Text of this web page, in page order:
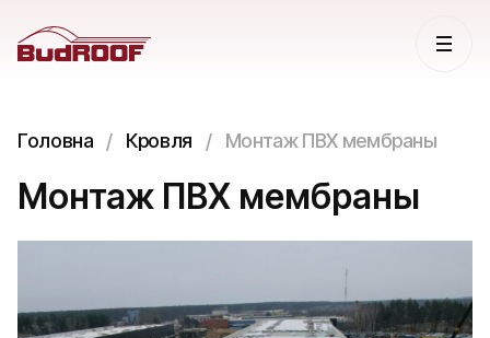
Головна Кровля Монтаж ПВХ мембраны
Монтаж ПВХ мембраны